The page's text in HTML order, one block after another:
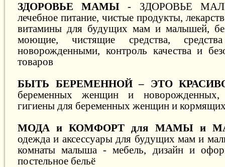
ЗДОРОВЬЕ МАМЫ - ЗДОРОВЬЕ
лечебное питание, чистые продукты,
витамины для будущих мам и малышей,
моющие, чистящие средства,
новорожденными, контроль качества и
товаров
БЫТЬ БЕРЕМЕННОЙ – ЭТО
беременных женщин и новорожденных,
гигиены для беременных женщин и
МОДА и КОМФОРТ для МАМЫ и
одежда и аксессуары для будущих мам и
комнаты малыша - мебель, дизайн и
постельное бельё